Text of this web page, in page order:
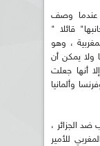
عندما وصف
قائلا "
، وهو
ولا يمكن أن
أنها جعلت
وألمانيا
ضد الجزائر ،
للأمير